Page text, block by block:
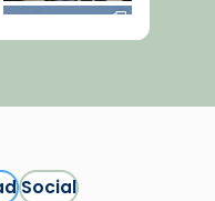
Social